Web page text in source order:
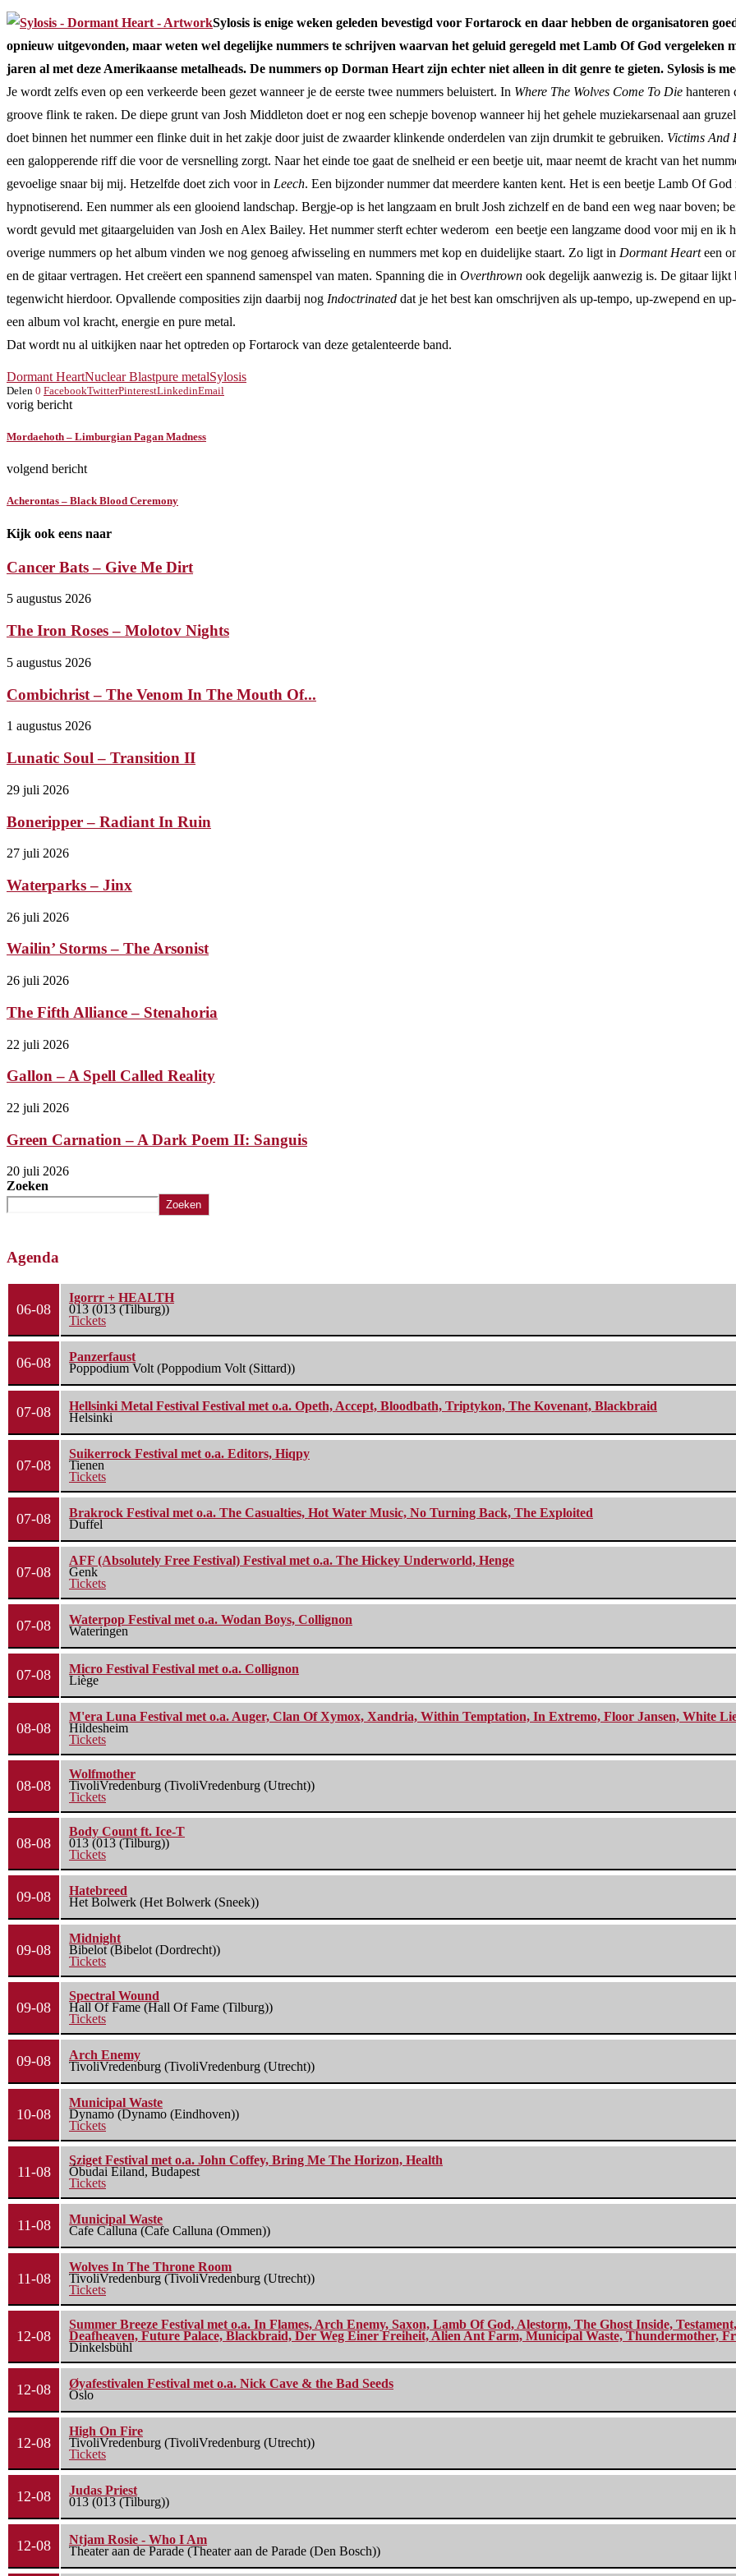
Sylosis is enige weken geleden bevestigd voor Fortarock en daar hebben de organisatoren
opnieuw uitgevonden, maar weten wel degelijke nummers te schrijven waarvan het geluid geregeld met Lamb Of God vergeleken
jaren al met deze Amerikaanse metalheads. De nummers op Dorman Heart zijn echter niet alleen in dit genre te gieten. Sylosis is
Je wordt zelfs even op een verkeerde been gezet wanneer je de eerste twee nummers beluistert. In Where The Wolves Come To Die hanteren
groove flink te raken. De diepe grunt van Josh Middleton doet er nog een schepje bovenop wanneer hij het gehele muziekarsenaal aan
doet binnen het nummer een flinke duit in het zakje door juist de zwaarder klinkende onderdelen van zijn drumkit te gebruiken. Victims And
een galopperende riff die voor de versnelling zorgt. Naar het einde toe gaat de snelheid er een beetje uit, maar neemt de kracht van het
gevoelige snaar bij mij. Hetzelfde doet zich voor in Leech. Een bijzonder nummer dat meerdere kanten kent. Het is een beetje Lamb Of
hypnotiserend. Een nummer als een glooiend landschap. Bergje-op is het langzaam en brult Josh zichzelf en de band een weg naar boven;
wordt gevuld met gitaargeluiden van Josh en Alex Bailey. Het nummer sterft echter wederom een beetje een langzame dood voor mij en ik
overige nummers op het album vinden we nog genoeg afwisseling en nummers met kop en duidelijke staart. Zo ligt in Dormant Hearteen
en de gitaar vertragen. Het creëert een spannend samenspel van maten. Spanning die in Overthrown ook degelijk aanwezig is. De gitaar lijkt
tegenwicht hierdoor. Opvallende composities zijn daarbij nog Indoctrinated dat je het best kan omschrijven als up-tempo, up-zwepend en
een album vol kracht, energie en pure metal.
Dat wordt nu al uitkijken naar het optreden op Fortarock van deze getalenteerde band.
Dormant HeartNuclear Blastpure metalSylosis
Delen 0 FacebookTwitterPinterestLinkedinEmail
vorig bericht
Mordaehoth – Limburgian Pagan Madness
volgend bericht
Acherontas – Black Blood Ceremony
Kijk ook eens naar
Cancer Bats – Give Me Dirt
5 augustus 2026
The Iron Roses – Molotov Nights
5 augustus 2026
Combichrist – The Venom In The Mouth Of...
1 augustus 2026
Lunatic Soul – Transition II
29 juli 2026
Boneripper – Radiant In Ruin
27 juli 2026
Waterparks – Jinx
26 juli 2026
Wailin’ Storms – The Arsonist
26 juli 2026
The Fifth Alliance – Stenahoria
22 juli 2026
Gallon – A Spell Called Reality
22 juli 2026
Green Carnation – A Dark Poem II: Sanguis
20 juli 2026
Zoeken
Zoeken
Agenda
06-08
Igorrr + HEALTH
013 (013 (Tilburg))
Tickets
06-08
Panzerfaust
Poppodium Volt (Poppodium Volt (Sittard))
07-08
Hellsinki Metal Festival Festival met o.a. Opeth, Accept, Bloodbath, Triptykon, The Kovenant, Blackbraid
Helsinki
07-08
Suikerrock Festival met o.a. Editors, Hiqpy
Tienen
Tickets
07-08
Brakrock Festival met o.a. The Casualties, Hot Water Music, No Turning Back, The Exploited
Duffel
07-08
AFF (Absolutely Free Festival) Festival met o.a. The Hickey Underworld, Henge
Genk
Tickets
07-08
Waterpop Festival met o.a. Wodan Boys, Collignon
Wateringen
07-08
Micro Festival Festival met o.a. Collignon
Liège
08-08
M'era Luna Festival met o.a. Auger, Clan Of Xymox, Xandria, Within Temptation, In Extremo, Floor Jansen, White
Hildesheim
Tickets
08-08
Wolfmother
TivoliVredenburg (TivoliVredenburg (Utrecht))
Tickets
08-08
Body Count ft. Ice-T
013 (013 (Tilburg))
Tickets
09-08
Hatebreed
Het Bolwerk (Het Bolwerk (Sneek))
09-08
Midnight
Bibelot (Bibelot (Dordrecht))
Tickets
09-08
Spectral Wound
Hall Of Fame (Hall Of Fame (Tilburg))
Tickets
09-08
Arch Enemy
TivoliVredenburg (TivoliVredenburg (Utrecht))
10-08
Municipal Waste
Dynamo (Dynamo (Eindhoven))
Tickets
11-08
Sziget Festival met o.a. John Coffey, Bring Me The Horizon, Health
Óbudai Eiland, Budapest
Tickets
11-08
Municipal Waste
Cafe Calluna (Cafe Calluna (Ommen))
11-08
Wolves In The Throne Room
TivoliVredenburg (TivoliVredenburg (Utrecht))
Tickets
12-08
Summer Breeze Festival met o.a. In Flames, Arch Enemy, Saxon, Lamb Of God, Alestorm, The Ghost Inside,
Deafheaven, Future Palace, Blackbraid, Der Weg Einer Freiheit, Alien Ant Farm, Municipal Waste, Thundermother,
Dinkelsbühl
12-08
Øyafestivalen Festival met o.a. Nick Cave & the Bad Seeds
Oslo
12-08
High On Fire
TivoliVredenburg (TivoliVredenburg (Utrecht))
Tickets
12-08
Judas Priest
013 (013 (Tilburg))
12-08
Ntjam Rosie - Who I Am
Theater aan de Parade (Theater aan de Parade (Den Bosch))